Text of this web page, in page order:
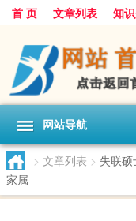
首 页 文章列表 知
网站导航
> 文章列表 > 失联
家属